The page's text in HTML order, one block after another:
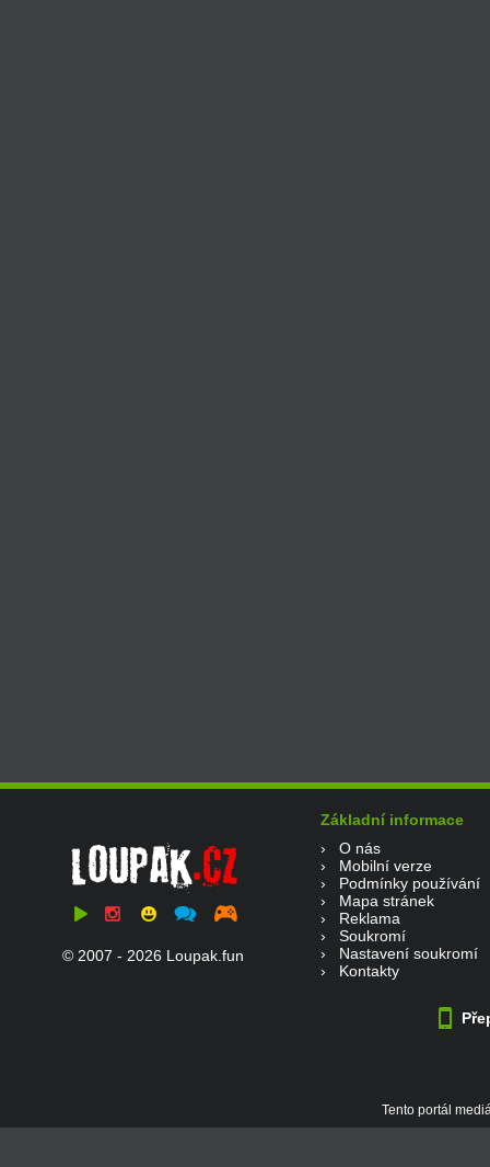
© 2007 - 2026 Loupak.fun
Základní informace
› O nás
› Mobilní verze
› Podmínky používání
› Mapa stránek
› Reklama
› Soukromí
› Nastavení soukromí
› Kontakty
Tento portál